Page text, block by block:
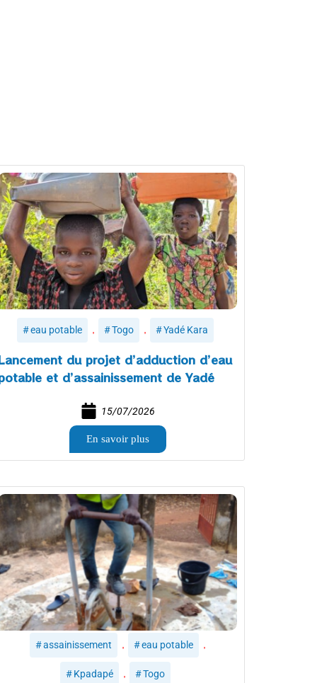
eau potable , Togo , Yadé Kara
du projet d’adduction d’eau
et d’assainissement de Yadé
15/07/2026
En savoir plus
assainissement , eau potable ,
Kpadapé , Togo